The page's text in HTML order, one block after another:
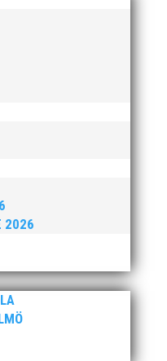
2026
IN I EM-
EN BRA
EM-START –
OM
800-MEDALJER –